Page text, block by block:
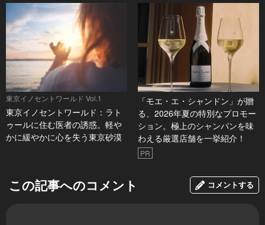
東京イノセントワールド Vol.1
東京イノセントワールド：ラト
ゥールに住む医者の誘惑。軽や
かに緩やかに心を失う東京砂漠
「モエ・エ・シャンドン」が贈
る、2026年夏の特別なプロモー
ション。極上のシャンパンを味
わえる厳選店舗を一挙紹介！
PR
この記事へのコメント コメントする